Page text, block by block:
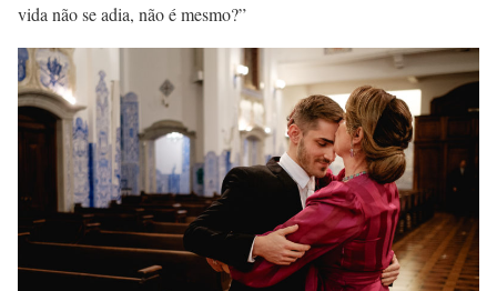
vida não se adia, não é mesmo?”